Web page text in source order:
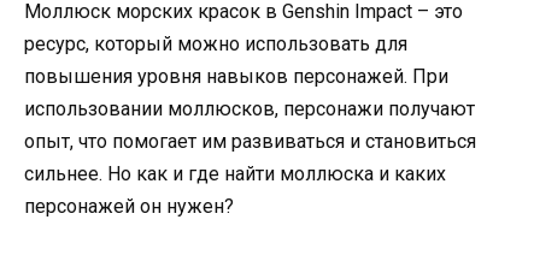
Моллюск морских красок в Genshin Impact – это
ресурс, который можно использовать для
повышения уровня навыков персонажей. При
использовании моллюсков, персонажи получают
опыт, что помогает им развиваться и становиться
сильнее. Но как и где найти моллюска и каких
персонажей он нужен?